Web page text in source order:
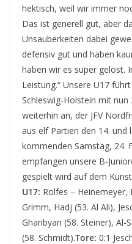
hektisch, weil wir immer
Das ist generell gut, aber
Unsauberkeiten dabei
defensiv gut und haben
haben wir es super gelöst.
Leistung.“ Unsere U17
Schleswig-Holstein mit
weiterhin an, der JFV
aus elf Partien den 14. und
kommenden Samstag, 24.
empfangen unsere B-
gespielt wird auf dem
U17: Rolfes – Heinemeyer,
Grimm, Hadj (53. Al Ali),
Gharibyan (58. Steiner),
(58. Schmidt).Tore: 0:1